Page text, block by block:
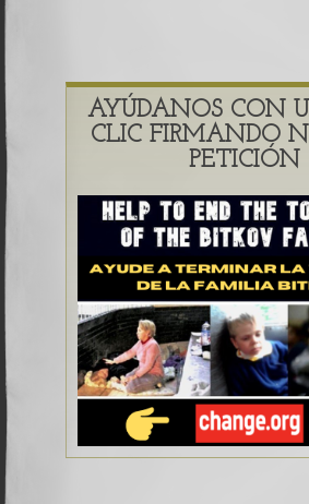
AYÚDANOS CON
CLIC FIRMANDO
PETICIÓN